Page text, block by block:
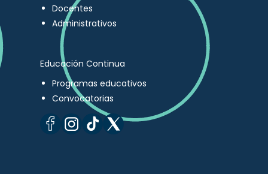
Docentes
Administrativos
Educación Continua
Programas educativos
Convocatorias